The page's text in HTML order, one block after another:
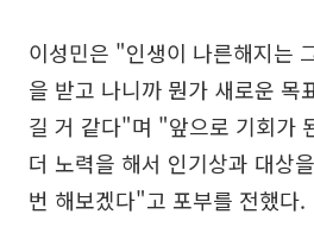
이성민은 "인생이 나른해지는
을 받고 나니까 뭔가 새로운 목
길 거 같다"며 "앞으로 기회가
더 노력을 해서 인기상과 대상
번 해보겠다"고 포부를 전했다.